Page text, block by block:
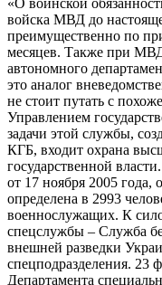
войска МВД до
преимущественно по
месяцев. Также при
автономного
это аналог
не стоит путать с
Управлением
задачи этой службы,
КГБ, входит охрана
государственной
от 17 ноября 2005 года,
определена в 2993
военнослужащих. К
спецслужбы – Служба
внешней разведки
спецподразделения. 23
Департамента